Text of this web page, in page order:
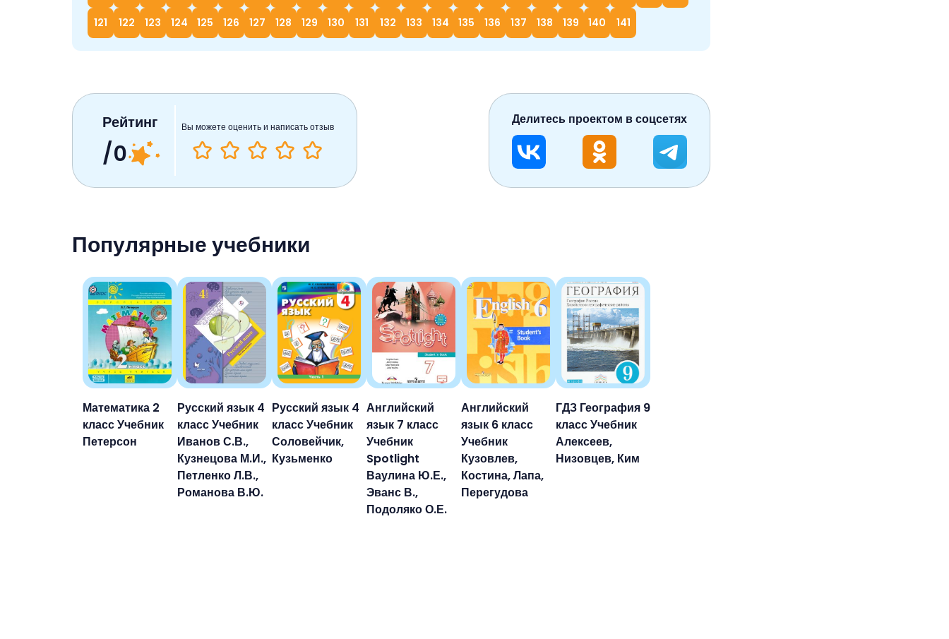
121 122 123 124 125 126 127 128 129 130 131 132 133 134 135 136 137 138 139 140 141
Популярные учебники
Математика 2
класс Учебник
Петерсон
Русский язык 4
класс Учебник
Иванов С.В.,
Кузнецова М.И.,
Петленко Л.В.,
Романова В.Ю.
Русский язык 4
класс Учебник
Соловейчик,
Кузьменко
Английский
язык 7 класс
Учебник
Spotlight
Ваулина Ю.Е.,
Эванс В.,
Подоляко О.Е.
Английский
язык 6 класс
Учебник
Кузовлев,
Костина, Лапа,
Перегудова
ГДЗ География 9
класс Учебник
Алексеев,
Низовцев, Ким
Рейтинг
/0
Вы можете оценить и написать отзыв Делитесь проектом в соцсетях